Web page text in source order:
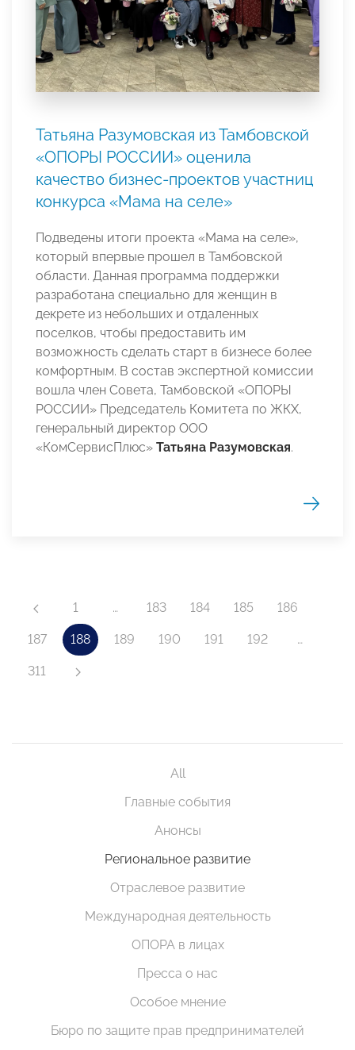
Татьяна Разумовская из Тамбовской
«ОПОРЫ РОССИИ» оценила
качество бизнес-проектов участниц
конкурса «Мама на селе»
Подведены итоги проекта «Мама на селе»,
который впервые прошел в Тамбовской
области. Данная программа поддержки
разработана специально для женщин в
декрете из небольших и отдаленных
поселков, чтобы предоставить им
возможность сделать старт в бизнесе более
комфортным. В состав экспертной комиссии
вошла член Совета, Тамбовской «ОПОРЫ
РОССИИ» Председатель Комитета по ЖКХ,
генеральный директор ООО
«КомСервисПлюс» Татьяна Разумовская.
1 … 183 184 185 186
187 188 189 190 191 192 …
311
All
Главные события
Анонсы
Региональное развитие
Отраслевое развитие
Международная деятельность
ОПОРА в лицах
Пресса о нас
Особое мнение
Бюро по защите прав предпринимателей